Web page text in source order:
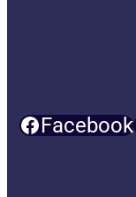
Facebook